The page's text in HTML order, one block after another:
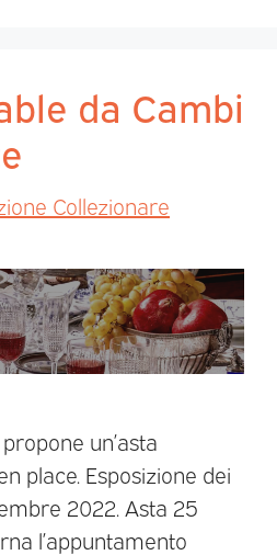
da Cambi
Collezionare
un’asta
place. Esposizione dei
2022. Asta 25
l’appuntamento